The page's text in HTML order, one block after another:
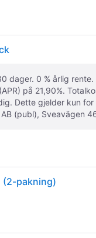
dager. 0 % årlig rente.
på 21,90%.
Dette gjelder kun
(publ), Sveavägen
(2-pakning)